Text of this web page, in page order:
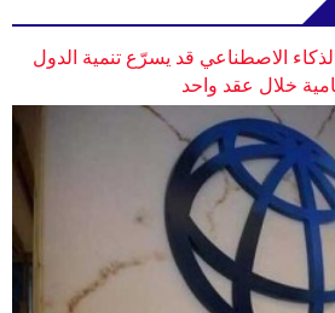
الاصطناعي قد يسرّع تنمية الدول
خلال عقد واحد